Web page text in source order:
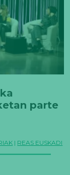
parte
| REAS EUSKADI